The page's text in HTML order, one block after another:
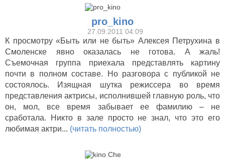
pro_kino
27.09.2011 04:09
К просмотру «Быть или не быть» Алексея Петрухина в
Смоленске явно оказалась не готова. А жаль!
Съемочная группа приехала представлять картину
почти в полном составе. Но разговора с публикой не
состоялось. Изящная шутка режиссера во время
представления актрисы, исполнившей главную роль, что
он, мол, все время забывает ее фамилию – не
сработала. Никто в зале просто не знал, что это его
любимая актри... (читать полностью)